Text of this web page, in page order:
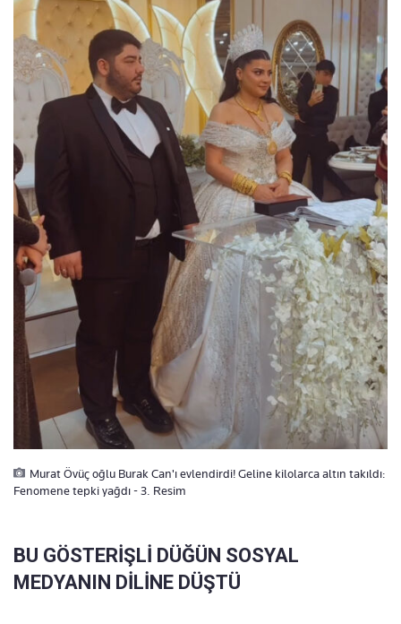
Murat Övüç oğlu Burak Can'ı evlendirdi! Geline kilolarca altın takıldı:
Fenomene tepki yağdı - 3. Resim
BU GÖSTERİŞLİ DÜĞÜN SOSYAL
MEDYANIN DİLİNE DÜŞTÜ